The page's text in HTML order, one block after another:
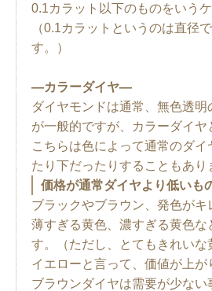
0.1カラット以下のものをいう
（0.1カラットというのは直径
す。）
―カラーダイヤ―
ダイヤモンドは通常、無色透明
が一般的ですが、カラーダイヤ
こちらは色によって通常のダイ
たり下だったりすることもあり
価格が通常ダイヤより低いも
ブラックやブラウン、発色がキ
薄すぎる黄色、濃すぎる黄色な
す。（ただし、とてもきれいな
イエローと言って、価値が上が
ブラウンダイヤは需要が少ない